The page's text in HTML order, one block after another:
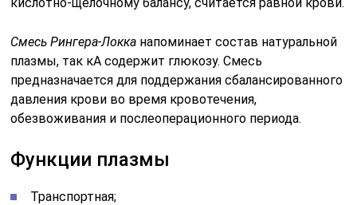
Смесь Рингера-Локка напоминает состав натуральной
плазмы, так кА содержит глюкозу. Смесь
предназначается для поддержания сбалансированного
давления крови во время кровотечения,
обезвоживания и послеоперационного периода.
Функции плазмы
Транспортная;